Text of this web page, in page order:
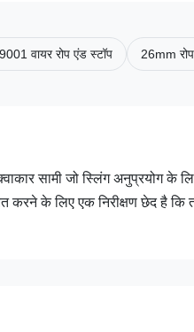
वायर रोप एंड स्टॉप 26mm
सामी जो स्लिंग अनुप्रयोग के
करने के लिए एक निरीक्षण छेद है